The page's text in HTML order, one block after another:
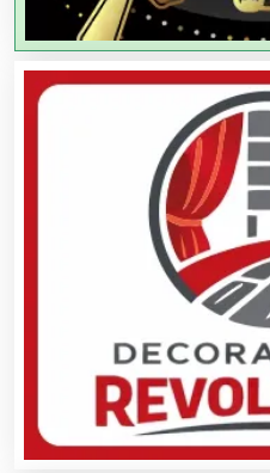
Aire Acondicionado
Albercas
Alimentos
Almacenaje
Alquiler de Autos